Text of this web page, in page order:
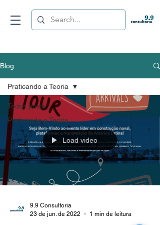
Blog
Todos posts
Praticando a Teoria
Praticando a Teoria
Load video
9.9 Consultoria
23 de jun. de 2022
1 min de leitura